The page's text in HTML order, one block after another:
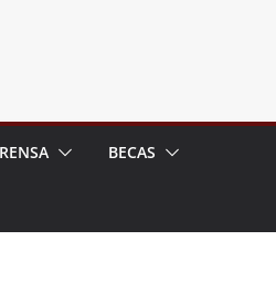
BECAS